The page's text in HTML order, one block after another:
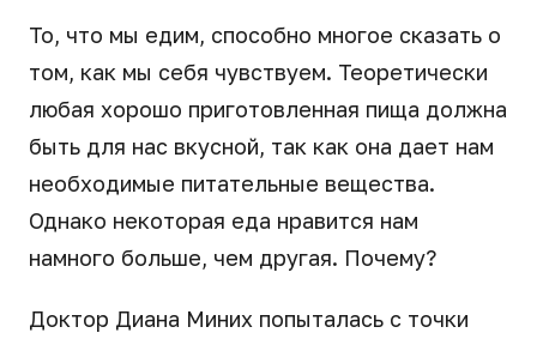
То, что мы едим, способно многое сказать о
том, как мы себя чувствуем. Теоретически
любая хорошо приготовленная пища должна
быть для нас вкусной, так как она дает нам
необходимые питательные вещества.
Однако некоторая еда нравится нам
намного больше, чем другая. Почему?
Доктор Диана Миних попыталась с точки